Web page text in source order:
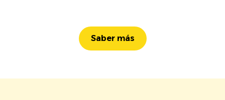
Saber más